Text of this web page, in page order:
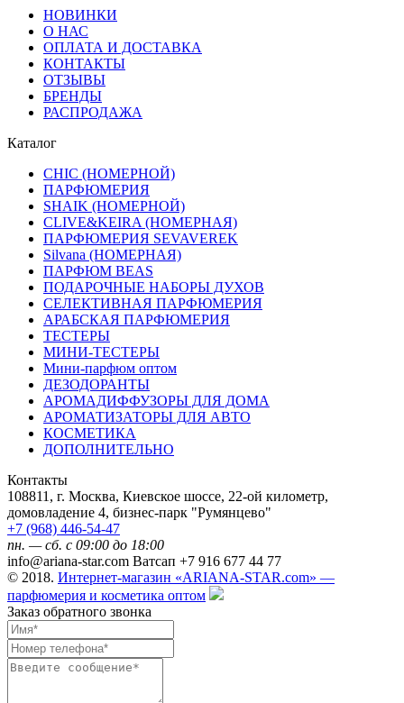
НОВИНКИ
О НАС
ОПЛАТА И ДОСТАВКА
КОНТАКТЫ
ОТЗЫВЫ
БРЕНДЫ
РАСПРОДАЖА
Каталог
CHIC (НОМЕРНОЙ)
ПАРФЮМЕРИЯ
SHAIK (НОМЕРНОЙ)
CLIVE&KEIRA (НОМЕРНАЯ)
ПАРФЮМЕРИЯ SEVAVEREK
Silvana (НОМЕРНАЯ)
ПАРФЮМ BEAS
ПОДАРОЧНЫЕ НАБОРЫ ДУХОВ
СЕЛЕКТИВНАЯ ПАРФЮМЕРИЯ
АРАБСКАЯ ПАРФЮМЕРИЯ
ТЕСТЕРЫ
МИНИ-ТЕСТЕРЫ
Мини-парфюм оптом
ДЕЗОДОРАНТЫ
АРОМАДИФФУЗОРЫ ДЛЯ ДОМА
АРОМАТИЗАТОРЫ ДЛЯ АВТО
КОСМЕТИКА
ДОПОЛНИТЕЛЬНО
Контакты
108811, г. Москва, Киевское шоссе, 22-ой километр,
домовладение 4, бизнес-парк "Румянцево"
+7 (968) 446-54-47
пн. — сб. с 09:00 до 18:00
info@ariana-star.com Ватсап +7 916 677 44 77
© 2018. Интернет-магазин «ARIANA-STAR.com» —
парфюмерия и косметика оптом
Заказ обратного звонка